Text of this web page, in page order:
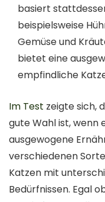
basiert
beispielsweise
Gemüse und
bietet eine
empfindliche
Im Test zeigte sich,
gute Wahl ist, wenn
ausgewogene
verschiedenen
Katzen mit
Bedürfnissen. Egal